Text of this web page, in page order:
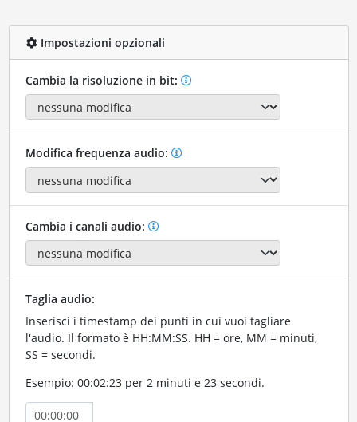
Impostazioni opzionali
Cambia la risoluzione in bit:
Modifica frequenza audio:
Cambia i canali audio:
Taglia audio:
Inserisci i timestamp dei punti in cui vuoi tagliare
l'audio. Il formato è HH:MM:SS. HH = ore, MM = minuti,
SS = secondi.
Esempio: 00:02:23 per 2 minuti e 23 secondi.